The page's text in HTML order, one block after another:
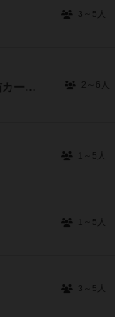
3～5人
現場は安全っていったじゃないですか！～仕事猫＆電話猫カードゲーム～ 2～6人
1～5人
1～5人
3～5人